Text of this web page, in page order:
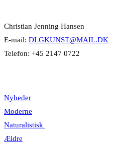
Christian Jenning Hansen
E-mail: DLGKUNST@MAIL.DK
Telefon: +45 2147 0722
Nyheder
Moderne
Naturalistisk
Ældre